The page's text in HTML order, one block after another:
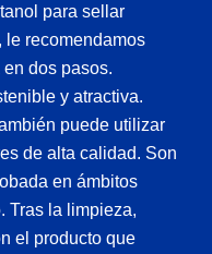
para sellar
le recomendamos
en dos pasos.
y atractiva.
puede utilizar
de alta calidad. Son
en ámbitos
Tras la limpieza,
el producto que